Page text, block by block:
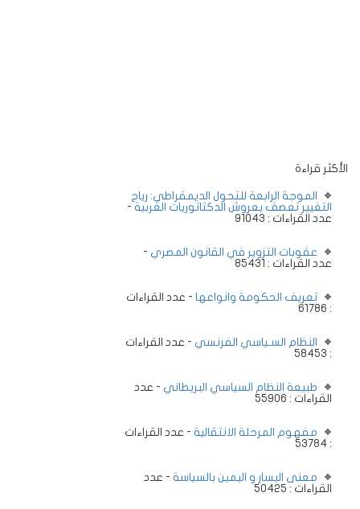
الأكثر قراءة
الموجة الرابعة للتحول الديمقراطي: رياح
التغيير تعصف بعروش الدكتاتوريات العربية -
عدد القراءات : 91043
عقوبات التزوير في القانون المصري -
عدد القراءات : 85431
تعريف الحكومة وانواعها - عدد القراءات
: 61786
النظام السـياسي الفرنسي - عدد القراءات
: 58453
طبيعة النظام السياسي البريطاني - عدد
القراءات : 55906
مفهوم المرحلة الانتقالية - عدد القراءات
: 53784
معنى اليسار و اليمين بالسياسة - عدد
القراءات : 50425